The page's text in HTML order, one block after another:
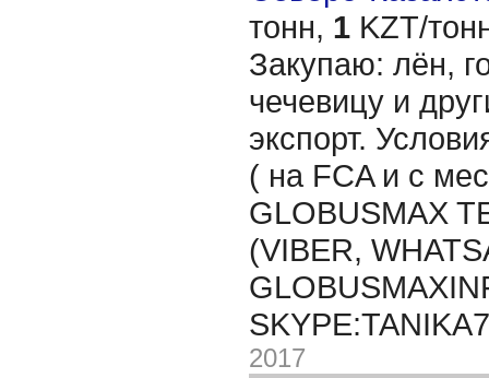
тонн, 1 KZT/
Закупаю: лён,
чечевицу и
экспорт.
( на FCA и с
GLOBUSMAX
(VIBER,
2017